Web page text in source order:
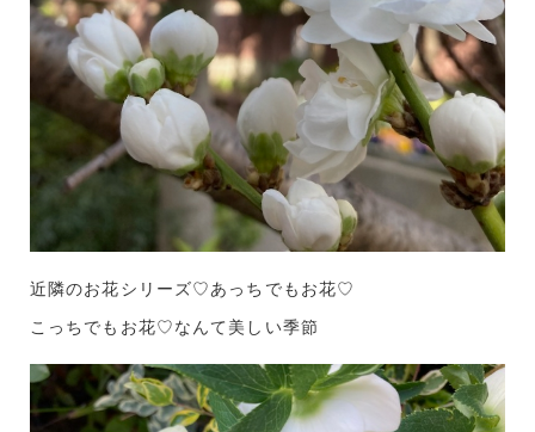
近隣のお花シリーズ♡あっちでもお花♡
こっちでもお花♡なんて美しい季節